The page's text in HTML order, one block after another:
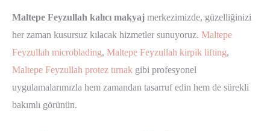
Maltepe Feyzullah kalıcı makyaj merkezimizde, güzelliğinizi
her zaman kusursuz kılacak hizmetler sunuyoruz. Maltepe
Feyzullah microblading, Maltepe Feyzullah kirpik lifting,
Maltepe Feyzullah protez tırnak gibi profesyonel
uygulamalarımızla hem zamandan tasarruf edin hem de sürekli
bakımlı görünün.